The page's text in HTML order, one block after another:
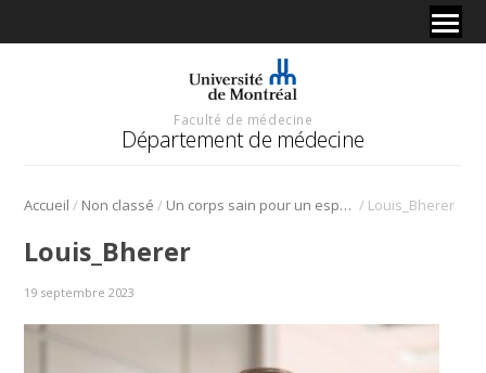
Faculté de médecine
Département de médecine
Accueil / Non classé / Un corps sain pour un esprit sain / Louis_Bherer
Louis_Bherer
19 septembre 2023